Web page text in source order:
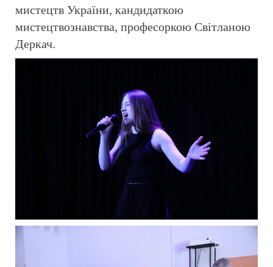
мистецтв України, кандидаткою
мистецтвознавства, професоркою Світланою
Деркач.